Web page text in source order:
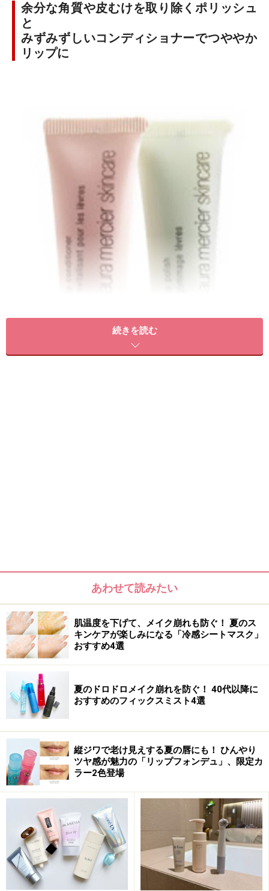
余分な角質や皮むけを取り除くポリッシュ
と
みずみずしいコンディショナーでつややか
リップに
ローラ メルシエ リップトリートメントキット
リップポリッシュ 8g、リップコンディショナー 8g
￥3,675(税込) <2/7発売>
ポリッシュとコンディショナーの2本がセットになった
キットです。スクラブ状のポリッシュでやさしくマッサ
ージすると、唇のザラつきがなくなりつるんとした状態
に。さらにコンディショナーをなじませると、ぷるんと
したうるおい感たっぷりの唇になります。余分な角質が
【商品お問合せ先】ローラ メルシエ03-5467-9550
商品詳細はコチラ
この商品についてのクチコミを書く・読む
続きを読む
あわせて読みたい
肌温度を下げて、メイク崩れも防ぐ！ 夏のス
キンケアが楽しみになる「冷感シートマスク」
おすすめ4選
夏のドロドロメイク崩れを防ぐ！ 40代以降に
おすすめのフィックスミスト4選
縦ジワで老け見えする夏の唇にも！ ひんやり
ツヤ感が魅力の「リップフォンデュ」、限定カ
ラー2色登場